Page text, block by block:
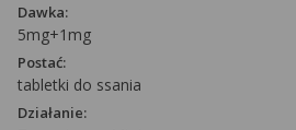
Dawka:
5mg+1mg
Postać:
tabletki do ssania
Działanie: